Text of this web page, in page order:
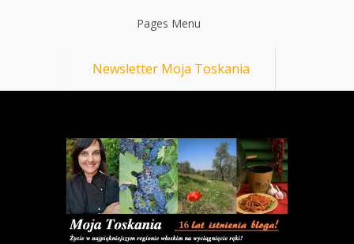
Pages Menu
Newsletter Moja Toskania